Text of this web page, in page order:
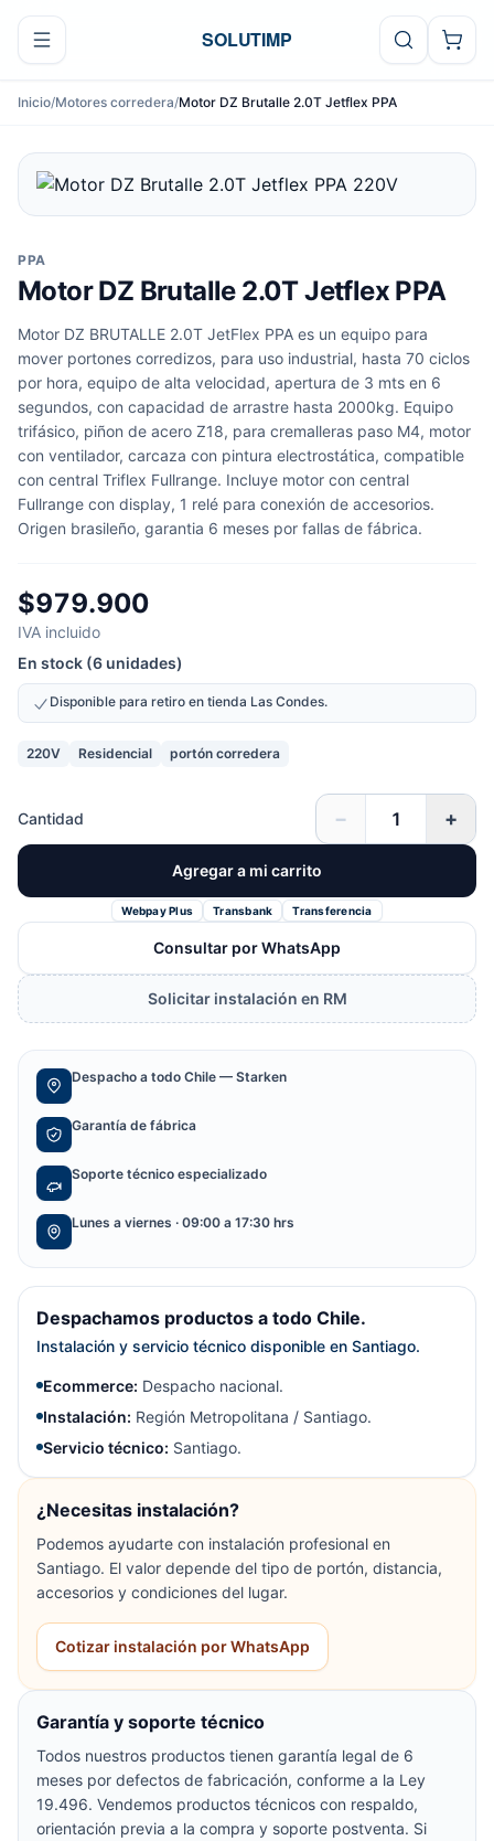
Ir al contenido
SOLUTIMP
Inicio/Motores corredera/Motor DZ Brutalle 2.0T Jetflex PPA
PPA
Motor DZ Brutalle 2.0T Jetflex PPA
Motor DZ BRUTALLE 2.0T JetFlex PPA es un equipo para
mover portones corredizos, para uso industrial, hasta 70 ciclos
por hora, equipo de alta velocidad, apertura de 3 mts en 6
segundos, con capacidad de arrastre hasta 2000kg. Equipo
trifásico, piñon de acero Z18, para cremalleras paso M4, motor
con ventilador, carcaza con pintura electrostática, compatible
con central Triflex Fullrange. Incluye motor con central
Fullrange con display, 1 relé para conexión de accesorios.
Origen brasileño, garantia 6 meses por fallas de fábrica.
$979.900
IVA incluido
En stock (6 unidades)
Disponible para retiro en tienda Las Condes.
220V Residencial portón corredera
Cantidad − +
Agregar a mi carrito
Webpay Plus Transbank Transferencia
Consultar por WhatsApp
Solicitar instalación en RM
Despacho a todo Chile — Starken
Garantía de fábrica
Soporte técnico especializado
Lunes a viernes · 09:00 a 17:30 hrs
Despachamos productos a todo Chile.
Instalación y servicio técnico disponible en Santiago.
Ecommerce: Despacho nacional.
Instalación: Región Metropolitana / Santiago.
Servicio técnico: Santiago.
¿Necesitas instalación?
Podemos ayudarte con instalación profesional en
Santiago. El valor depende del tipo de portón, distancia,
accesorios y condiciones del lugar.
Cotizar instalación por WhatsApp
Garantía y soporte técnico
Todos nuestros productos tienen garantía legal de 6
meses por defectos de fabricación, conforme a la Ley
19.496. Vendemos productos técnicos con respaldo,
orientación previa a la compra y soporte postventa. Si